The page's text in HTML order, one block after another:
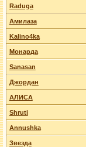
Raduga
Амилаза
Kalino4ka
Монарда
Sanasan
Джордан
АЛИСА
Shruti
Annushka
Звезда